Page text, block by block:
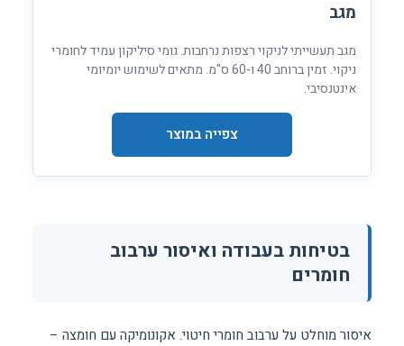
מגב
מגב תעשייתי לניקוי רצפות נרחבות. גומי סיליקון עמיד לחומרי
ניקוי. זמין ברוחב 40 ו-60 ס"מ. מתאים לשימוש יומיומי
אינטנסיבי.
צפייה במוצר
בטיחות בעבודה ואיסור ערבוב
חומרים
איסור מוחלט על ערבוב חומרי חיטוי. אקונומיקה עם חומצה –